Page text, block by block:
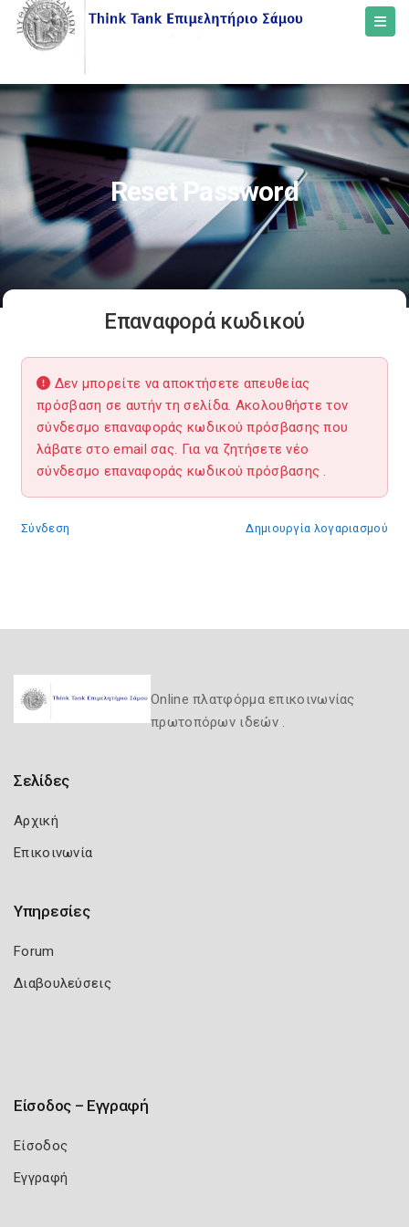
Reset Password
Επαναφορά κωδικού
Δεν μπορείτε να αποκτήσετε απευθείας
πρόσβαση σε αυτήν τη σελίδα. Ακολουθήστε τον
σύνδεσμο επαναφοράς κωδικού πρόσβασης που
λάβατε στο email σας. Για να ζητήσετε νέο
σύνδεσμο επαναφοράς κωδικού πρόσβασης.
Σύνδεση Δημιουργία λογαριασμού
Online πλατφόρμα επικοινωνίας
πρωτοπόρων ιδεών .
Σελίδες
Αρχική
Επικοινωνία
Υπηρεσίες
Forum
Διαβουλεύσεις
Είσοδος – Εγγραφή
Είσοδος
Εγγραφή